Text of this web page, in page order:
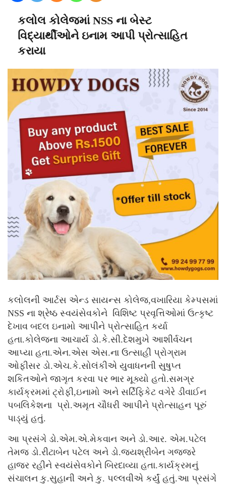
કલોલ કોલેજમાં NSS ના બેસ્ટ
વિદ્યાર્થીઓને ઇનામ આપી પ્રોત્સાહિત
કરાયા
કલોલની આર્ટસ એન્ડ સાયન્સ કોલેજ,વખારિયા કેમ્પસમાં
NSS ના શ્રેષ્ઠ સ્વયંસેવકોને વિશિષ્ટ પ્રવૃત્તિઓમાં ઉત્કૃષ્ટ
દેખાવ બદલ ઇનામો આપીને પ્રોત્સાહિત કર્યા
હતા.કોલેજના આચાર્ય ડો.કે.સી.દેશમુખે આશીર્વચન
આપ્યા હતા.એન.એસ એસ.ના ઉત્સાહી પ્રોગ્રામ
ઓફીસર ડો.એચ.કે.સોલંકીએ યુવાધનની સુષુપ્ત
શકિતઓને જાગૃત કરવા પર ભાર મૂક્યો હતો.સમગ્ર
કાર્યક્રમમાં ટ્રોફી,ઇનામો અને સર્ટિફિકેટ વગેરે ડીવાઈન
પબલિકેશના પ્રો.અમૃત ચૌધરી આપીને પ્રોત્સાહન પૂરું
પાડ્યું હતું.
આ પ્રસંગે ડો.એમ.એ.મેકવાન અને ડો.આર. એમ.પટેલ
તેમજ ડો.રીટાબેન પટેલ અને ડો.જયશ્રીબેન ગજ્જરે
હાજર રહીને સ્વયંસેવકોને બિરદાવ્યા હતા.કાર્યક્રમનું
સંચાલન કુ.સુહાની અને કુ. પલ્લવીએ કર્યું હતું.આ પ્રસંગે